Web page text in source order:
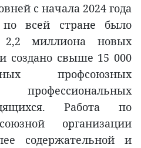
с начала 2024 года
всей стране было
2,2 миллиона новых
создано свыше 15 000
профсоюзных
Работа по
организации
содержательной и